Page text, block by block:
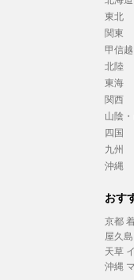
東北
関東
甲信越
北陸
東海
関西
山陰
四国
九州
沖縄
おす
京都
屋久
天草
沖縄